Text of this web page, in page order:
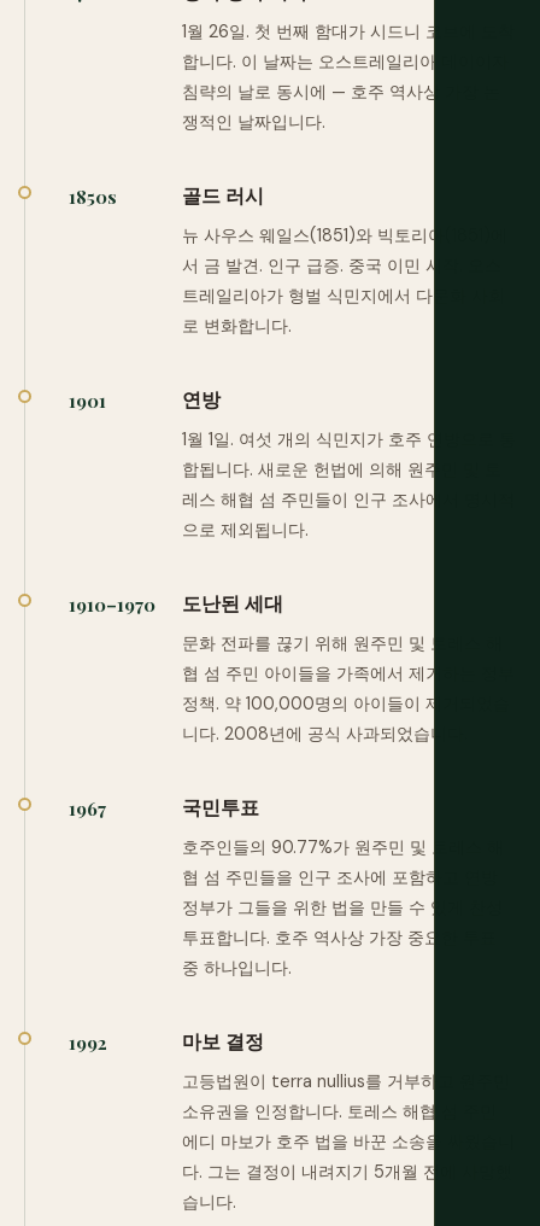
1월 26일. 첫 번째 함대가 시드니 코브에 도착
합니다. 이 날짜는 오스트레일리아 데이이자
침략의 날로 동시에 — 호주 역사상 가장 논
쟁적인 날짜입니다.
1850s 골드 러시
뉴 사우스 웨일스(1851)와 빅토리아(1851)에
서 금 발견. 인구 급증. 중국 이민 시작. 오스
트레일리아가 형벌 식민지에서 다문화 사회
로 변화합니다.
1901 연방
1월 1일. 여섯 개의 식민지가 호주 연방으로 통
합됩니다. 새로운 헌법에 의해 원주민 및 토
레스 해협 섬 주민들이 인구 조사에서 명시적
으로 제외됩니다.
1910–1970 도난된 세대
문화 전파를 끊기 위해 원주민 및 토레스 해
협 섬 주민 아이들을 가족에서 제거하는 정부
정책. 약 100,000명의 아이들이 제거되었습
니다. 2008년에 공식 사과되었습니다.
1967 국민투표
호주인들의 90.77%가 원주민 및 토레스 해
협 섬 주민들을 인구 조사에 포함하고 연방
정부가 그들을 위한 법을 만들 수 있게 찬성
투표합니다. 호주 역사상 가장 중요한 투표
중 하나입니다.
1992 마보 결정
고등법원이 terra nullius를 거부하고 원주민
소유권을 인정합니다. 토레스 해협 섬 주민
에디 마보가 호주 법을 바꾼 소송을 싸웠습니
다. 그는 결정이 내려지기 5개월 전에 사망했
습니다.